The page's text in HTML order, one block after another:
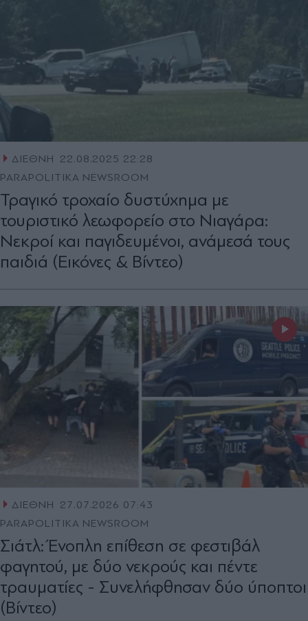
ΔΙΕΘΝΗ
22.08.2025 22:28
PARAPOLITIKA NEWSROOM
Τραγικό τροχαίο δυστύχημα με
τουριστικό λεωφορείο στο Νιαγάρα:
Νεκροί και παγιδευμένοι, ανάμεσά τους
παιδιά (Εικόνες & Βίντεο)
ΔΙΕΘΝΗ
27.07.2026 07:43
PARAPOLITIKA NEWSROOM
Σιάτλ: Ένοπλη επίθεση σε φεστιβάλ
φαγητού, με δύο νεκρούς και πέντε
τραυματίες - Συνελήφθησαν δύο ύποπτοι
(Βίντεο)